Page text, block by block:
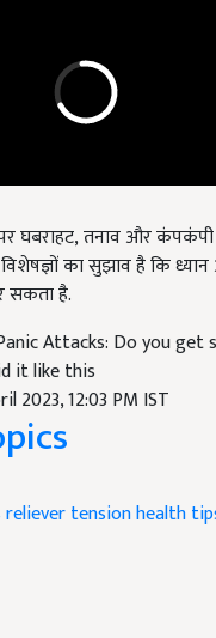
घबराहट,तनाव और
का सुझाव है कि
सकता है.
Attacks: Do you get
it like this
2023, 12:03 PM IST
tension health